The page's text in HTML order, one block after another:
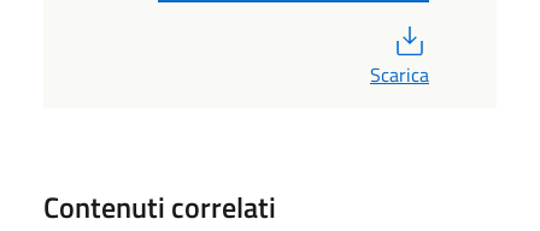
Scarica
Contenuti correlati